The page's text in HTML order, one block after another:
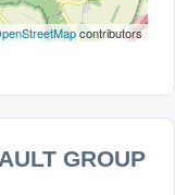
contributors
GROUP